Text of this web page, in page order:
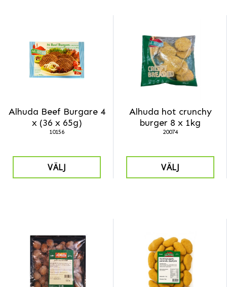
Alhuda Beef Burgare 4
x (36 x 65g)
10156
VÄLJ
Alhuda hot crunchy
burger 8 x 1kg
20074
VÄLJ